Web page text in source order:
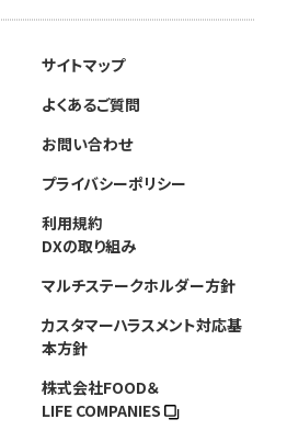
サイトマップ
よくあるご質問
お問い合わせ
プライバシーポリシー
利用規約
DXの取り組み
マルチステークホルダー方針
カスタマーハラスメント対応基
本方針
株式会社FOOD＆
LIFE COMPANIES